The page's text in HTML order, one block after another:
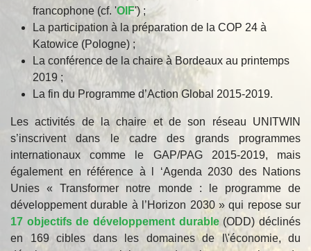
francophone (cf. 'OIF') ;
La participation à la préparation de la COP 24 à
Katowice (Pologne) ;
La conférence de la chaire à Bordeaux au printemps
2019 ;
La fin du Programme d’Action Global 2015-2019.
Les activités de la chaire et de son réseau UNITWIN
s’inscrivent dans le cadre des grands programmes
internationaux comme le GAP/PAG 2015-2019, mais
également en référence à l ‘Agenda 2030 des Nations
Unies « Transformer notre monde : le programme de
développement durable à l’Horizon 2030 » qui repose sur
17 objectifs de développement durable(ODD) déclinés
en 169 cibles dans les domaines de l\'économie, du